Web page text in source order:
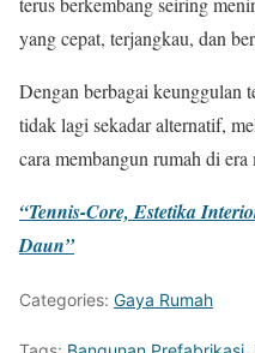
yang cepat, terjangkau, dan
Dengan berbagai keunggulan
tidak lagi sekadar alternatif,
cara membangun rumah di era
“Tennis-Core, Estetika
Daun”
Categories: Gaya Rumah